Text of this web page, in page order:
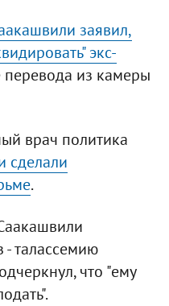
заявил,
экс-
перевода из камеры
врач политика
сделали
.
- талассемию
что "ему